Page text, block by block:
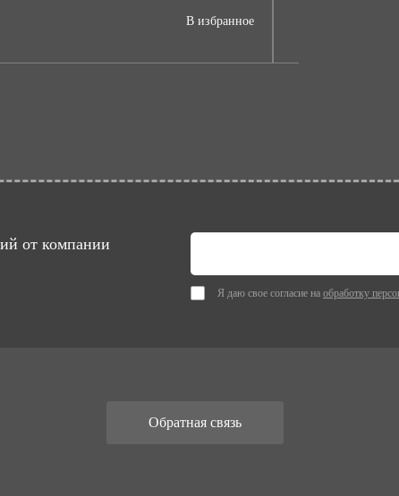
В избранное
от компании
Я даю свое согласие на обработку
Обратная связь